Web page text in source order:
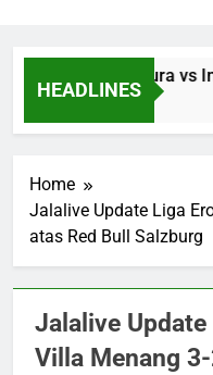
HEADLINES
Streaming Singapura vs
10 Hours Ago
Home
Jalalive Update Liga
atas Red Bull Salzburg
Jalalive
Villa Menang 3-